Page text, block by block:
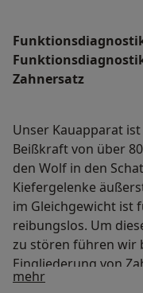
Zahnersatz
Unser Kauapparat
Beißkraft von über
den Wolf in den
Kiefergelenke
im Gleichgewicht ist
reibungslos. Um
zu stören führen wir
Eingliederung von
Funktionsdiagnostik
mehrÜber mich